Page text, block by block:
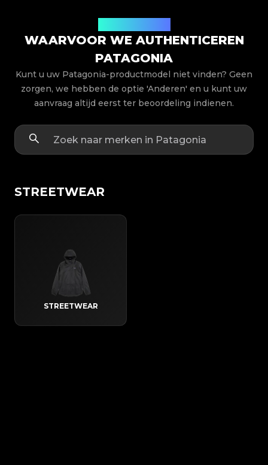
WAARVOOR WE AUTHENTICEREN
PATAGONIA
Kunt u uw Patagonia-productmodel niet vinden? Geen
zorgen, we hebben de optie 'Anderen' en u kunt uw
aanvraag altijd eerst ter beoordeling indienen.
STREETWEAR
STREETWEAR